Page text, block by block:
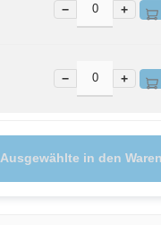
− +
− +
Ausgewählte in den